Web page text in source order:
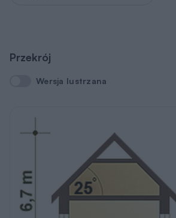
Przekrój
Wersja lustrzana
Wersja lustrzana